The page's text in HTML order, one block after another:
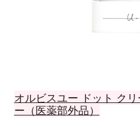
オルビスユー ドット ク
ー（医薬部外品）